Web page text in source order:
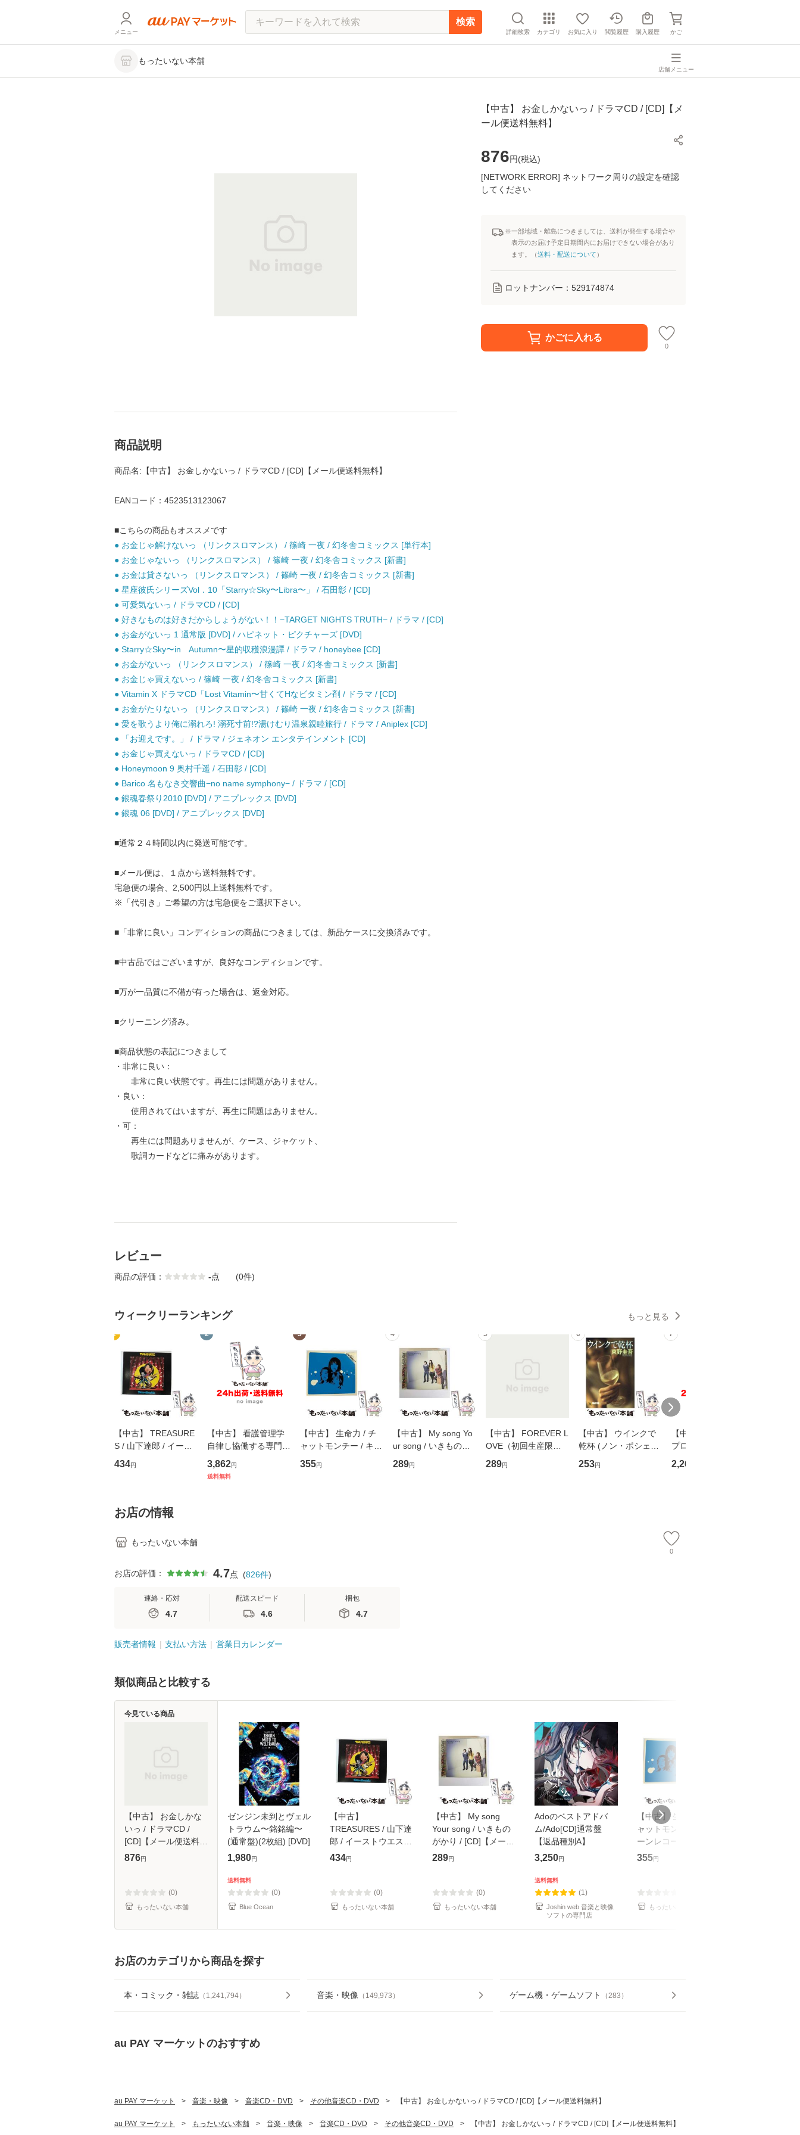
メニュー
検索
詳細検索 カテゴリ お気に入り 閲覧履歴 購入履歴 かご
もったいない本舗
店舗メニュー
【中古】 お金しかないっ / ドラマCD / [CD]【メ
ール便送料無料】
876円(税込)
[NETWORK ERROR] ネットワーク周りの設定を確認
してください
※一部地域・離島につきましては、送料が発生する場合や
表示のお届け予定日期間内にお届けできない場合があり
ます。（送料・配送について ）
ロットナンバー： 529174874
かごに入れる
0
商品説明
商品名:【中古】 お金しかないっ / ドラマCD / [CD]【メール便送料無料】
EANコード：4523513123067
■こちらの商品もオススメです
● お金じゃ解けないっ （リンクスロマンス） / 篠崎 一夜 / 幻冬舎コミックス [単行本]
● お金じゃないっ （リンクスロマンス） / 篠崎 一夜 / 幻冬舎コミックス [新書]
● お金は貸さないっ （リンクスロマンス） / 篠崎 一夜 / 幻冬舎コミックス [新書]
● 星座彼氏シリーズVol．10「Starry☆Sky〜Libra〜」 / 石田彰 / [CD]
● 可愛気ないっ / ドラマCD / [CD]
● 好きなものは好きだからしょうがない！！−TARGET NIGHTS TRUTH− / ドラマ / [CD]
● お金がないっ 1 通常版 [DVD] / ハピネット・ピクチャーズ [DVD]
● Starry☆Sky〜in Autumn〜星的収穫浪漫譚 / ドラマ / honeybee [CD]
● お金がないっ （リンクスロマンス） / 篠崎 一夜 / 幻冬舎コミックス [新書]
● お金じゃ買えないっ / 篠崎 一夜 / 幻冬舎コミックス [新書]
● Vitamin X ドラマCD「Lost Vitamin〜甘くてHなビタミン剤 / ドラマ / [CD]
● お金がたりないっ （リンクスロマンス） / 篠崎 一夜 / 幻冬舎コミックス [新書]
● 愛を歌うより俺に溺れろ! 溺死寸前!?湯けむり温泉親睦旅行 / ドラマ / Aniplex [CD]
● 「お迎えです。」 / ドラマ / ジェネオン エンタテインメント [CD]
● お金じゃ買えないっ / ドラマCD / [CD]
● Honeymoon 9 奥村千遥 / 石田彰 / [CD]
● Barico 名もなき交響曲−no name symphony− / ドラマ / [CD]
● 銀魂春祭り2010 [DVD] / アニプレックス [DVD]
● 銀魂 06 [DVD] / アニプレックス [DVD]
■通常２４時間以内に発送可能です。
■メール便は、１点から送料無料です。
宅急便の場合、2,500円以上送料無料です。
※「代引き」ご希望の方は宅急便をご選択下さい。
■「非常に良い」コンディションの商品につきましては、新品ケースに交換済みです。
■中古品ではございますが、良好なコンディションです。
■万が一品質に不備が有った場合は、返金対応。
■クリーニング済み。
■商品状態の表記につきまして
・非常に良い：
非常に良い状態です。再生には問題がありません。
・良い：
使用されてはいますが、再生に問題はありません。
・可：
再生には問題ありませんが、ケース、ジャケット、
歌詞カードなどに痛みがあります。
レビュー
商品の評価： -点 (0件)
ウィークリーランキング もっと見る
1
【中古】 TREASURE
S / 山下達郎 / イース
トウエスト・ジャパン
[CD]【メール便送料無
434円
2
【中古】 看護管理学
自律し協働する専門職
の看護マネジメントス
キル 改訂第3版 (看護
3,862円
送料無料
3
【中古】 生命力 / チ
ャットモンチー / キュ
ーンレコード [CD]
【メール便送料無料】
355円
4
【中古】 My song Yo
ur song / いきものが
かり / [CD]【メール便
送料無料】
289円
5
【中古】 FOREVER L
OVE（初回生産限定
盤） / 清水翔太×加藤
ミリヤ / [CD]【メール
289円
6
【中古】 ウインクで
乾杯 (ノン・ポシェッ
ト) / 東野圭吾 / 祥伝
社 [文庫]【メール便送
253円
7
【中古】 野ブタ。を
プロデュース [DVD-B
OX] / バップ [DVD]
【メール便送料無料】
2,266
お店の情報
もったいない本舗
0
お店の評価： 4.7点 (826件)
連絡・応対
4.7
配送スピード
4.6
梱包
4.7
販売者情報 支払い方法 営業日カレンダー
類似商品と比較する
【中古】 お金しかな
いっ / ドラマCD /
[CD]【メール便送料無
料】
876円
(0)
もったいない本舗
今見ている商品
ゼンジン未到とヴェル
トラウム〜銘銘編〜
(通常盤)(2枚組) [DVD]
1,980円
送料無料
(0)
Blue Ocean
【中古】
TREASURES / 山下達
郎 / イーストウエス
ト・ジャパン [CD]
434円
(0)
もったいない本舗
【中古】 My song
Your song / いきもの
がかり / [CD]【メール
便送料無料】
289円
(0)
もったいない本舗
Adoのベストアドバ
ム/Ado[CD]通常盤
【返品種別A】
3,250円
送料無料
(1)
Joshin web 音楽と映像
ソフトの専門店
【中古】 生命力 / チ
ャットモンチー / キュ
ーンレコード [CD]
【メール便送料無料】
355円
もったいない本舗
お店のカテゴリから商品を探す
本・コミック・雑誌 （ 1,241,794） 音楽・映像 （ 149,973 ） ゲーム機・ゲームソフト （ 283 ）
au PAY マーケットのおすすめ
au PAY マーケット > 音楽・映像 > 音楽CD・DVD > その他音楽CD・DVD > 【中古】 お金しかないっ / ドラマCD / [CD]【メール便送料無料】
au PAY マーケット > もったいない本舗 > 音楽・映像 > 音楽CD・DVD > その他音楽CD・DVD > 【中古】 お金しかないっ / ドラマCD / [CD]【メール便送料無料】